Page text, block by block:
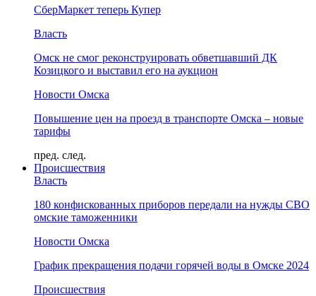
СберМаркет теперь Купер
Власть
Омск не смог реконструировать обветшавший ДК
Козицкого и выставил его на аукцион
Новости Омска
Повышение цен на проезд в транспорте Омска – новые
тарифы
пред. след.
Происшествия
Власть
180 конфискованных приборов передали на нужды СВО
омские таможенники
Новости Омска
График прекращения подачи горячей воды в Омске 2024
Происшествия